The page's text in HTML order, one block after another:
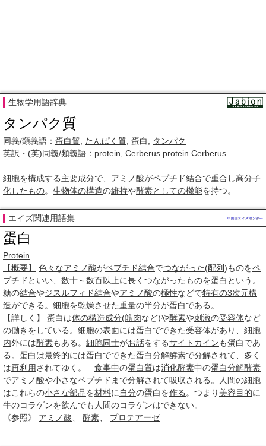
生物学用語辞典
タンパク質
同義/類義語： 蛋白質 たんぱく質 , 蛋白,
タンパク
英訳・(英)同義/類義語： protein Cerberus protein Cerberus
細胞を構成する主要成分で、 アミノ酸がペプチド結合で重合し高分子
化したもの。 生物体の構造の維持や酵素としての機能を持つ。
エイズ関連用語集
蛋白
Protein
【概要】
色々なアミノ酸がペプチド結合でつながった(配列)ものをペ
プチド といい、 数十～数百以上に長く つながった ものを蛋白という。
糖の結合やジスルフィド結合やアミノ酸の極性などで特有の3次元構
造ができる。 細胞を乾燥させた重量の半分が蛋白である。
【詳しく】 蛋白は体の構造成分(筋肉など)や酵素や刺激の受容体など
の働き をしている。 細胞の表面には蛋白でできた受容体があり、 細胞
内外には酵素もある。 細胞同士がお話をするサイトカインも蛋白であ
る。蛋白は最終的には蛋白でできた蛋白分解酵素で分解されて、 多く
は再利用されてゆく。 食事中の蛋白質は消化酵素中の蛋白分解酵素
でアミノ酸や小さなペプチド まで分解されて吸収される 。 人間の細胞
はこれらの小さな部品を材料に 自分の蛋白を作る 。つまり 美容目的に
牛のコラゲンを飲んでも 人間のコラゲンはできない。
《参照》 アミノ酸 酵素 プロテアーゼ